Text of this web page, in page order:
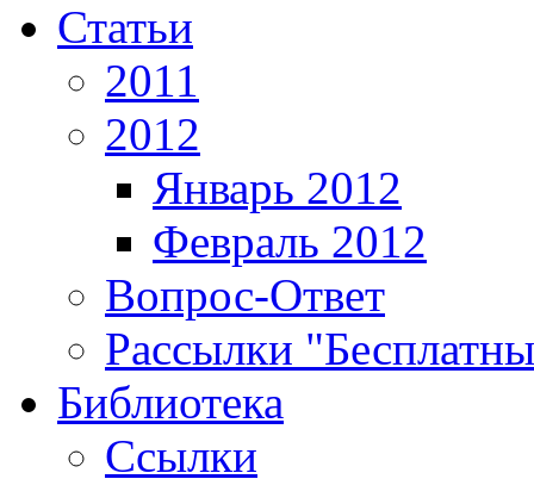
Статьи
2011
2012
Январь 2012
Февраль 2012
Вопрос-Ответ
Рассылки
Библиотека
Ссылки